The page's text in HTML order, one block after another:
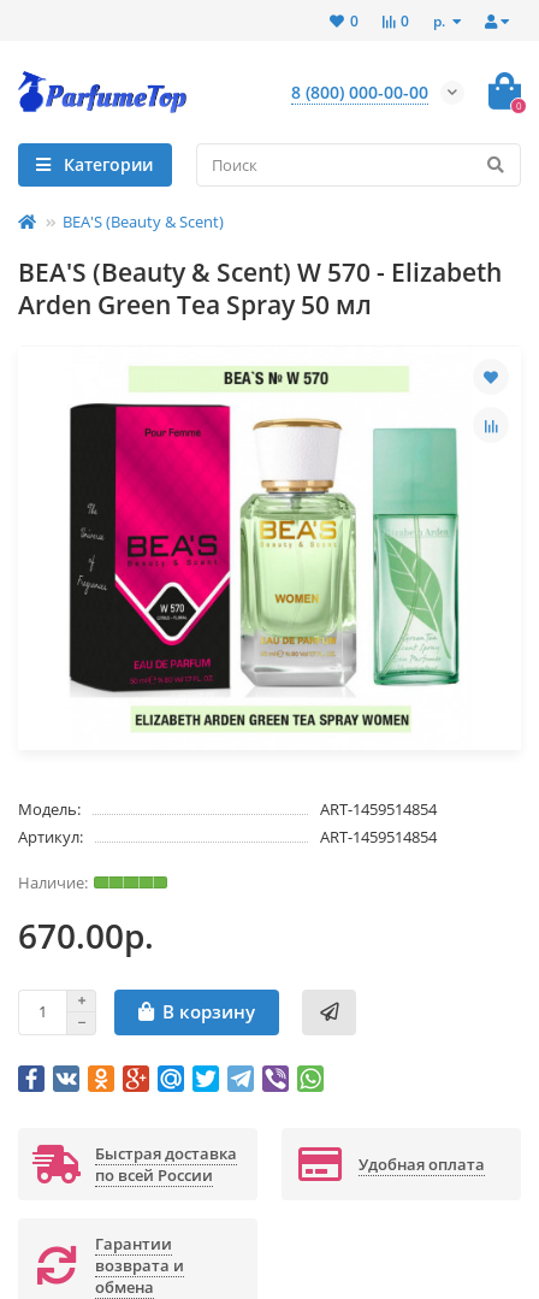
р.
0
0
8 (800) 000-00-00
0
Категории
BEA'S (Beauty & Scent)
BEA'S (Beauty & Scent) W 570 - Elizabeth
Arden Green Tea Spray 50 мл
Модель:
ART-1459514854
Артикул:
ART-1459514854
670.00р.
В корзину
Быстрая доставка
по всей России
Удобная оплата
Гарантии
возврата и
обмена